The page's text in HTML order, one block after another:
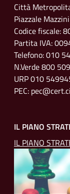
Città
Piazzale
Codice fiscale:
Partita IVA:
Telefono: 010
N.Verde 800
URP 010
PEC:
IL PIANO
IL PIANO